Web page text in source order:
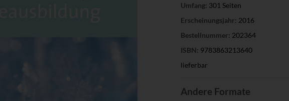
Umfang: 301 Seiten
Erscheinungsjahr: 2016
Bestellnummer: 202364
ISBN: 9783863213640
lieferbar
Andere Formate